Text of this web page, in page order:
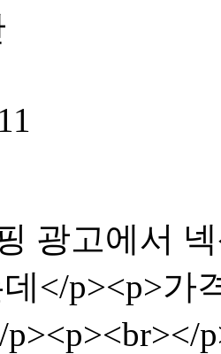
광고에서
</p><p>가